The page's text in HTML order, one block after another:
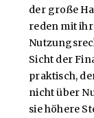
der große
reden mit
Sicht der
praktisch,
nicht über
sie höhere